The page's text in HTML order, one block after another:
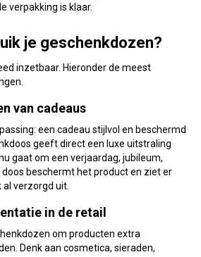
verpakking is klaar.
je geschenkdozen?
inzetbaar. Hieronder de meest
van cadeaus
een cadeau stijlvol en beschermd
geeft direct een luxe uitstraling
gaat om een verjaardag, jubileum,
beschermt het product en ziet er
verzorgd uit.
in de retail
om producten extra
Denk aan cosmetica, sieraden,